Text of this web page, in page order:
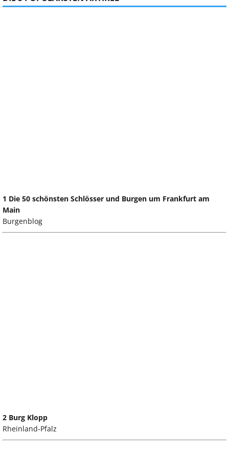
1 Die 50 schönsten Schlösser und Burgen um Frankfurt am
Main
Burgenblog
2 Burg Klopp
Rheinland-Pfalz